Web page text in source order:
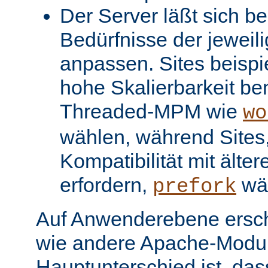
Der Server läßt sich
Bedürfnisse der
anpassen. Sites
hohe Skalierbarkeit
Threaded-MPM wie
wählen, während
Kompatibilität mit
erfordern, prefork
Auf Anwenderebene
wie andere Apache-